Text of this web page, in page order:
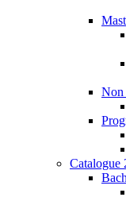
Non
Catalogue